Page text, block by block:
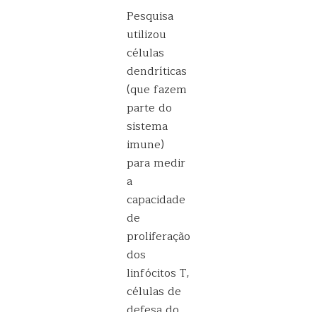
Pesquisa
utilizou
células
dendríticas
(que fazem
parte do
sistema
imune)
para medir
a
capacidade
de
proliferação
dos
linfócitos T,
células de